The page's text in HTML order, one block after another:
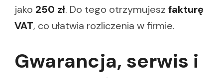
jako 250 zł. Do tego otrzymujesz fakturę
VAT, co ułatwia rozliczenia w firmie.
Gwarancja, serwis i